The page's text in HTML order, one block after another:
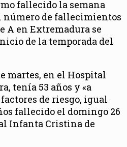
fallecido la semana
número de fallecimientos
A en Extremadura se
de la temporada del
martes, en el Hospital
tenía 53 años y «a
de riesgo, igual
fallecido el domingo 26
Infanta Cristina de